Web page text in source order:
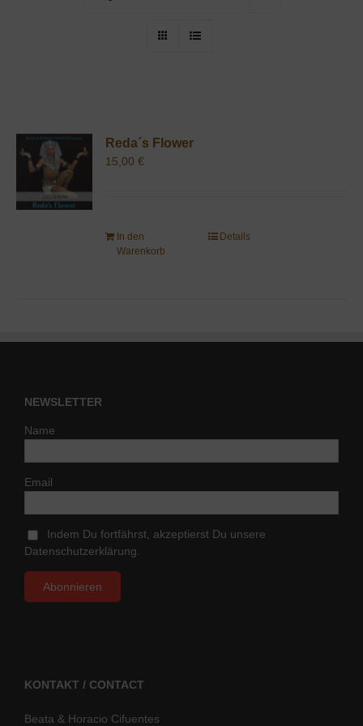
Reda´s Flower
15,00€
In den
Warenkorb
Details
NEWSLETTER
Name
Email
Indem Du fortfährst, akzeptierst Du unsere
Datenschutzerklärung.
KONTAKT / CONTACT
Beata & Horacio Cifuentes